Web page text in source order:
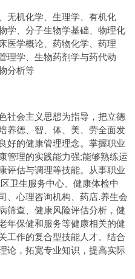
无机化学、生理学、有机化
学、分子生物学基础、物理化
医学概论、药物化学、药理
理学、生物药剂学与药代动
分析等
社会主义思想为指导，把立德
养德、智、体、美、劳全面发
好的健康管理理念。掌握职业
管理的实践能力强;能够熟练运
评估与调理等技能。从事职业
卫生服务中心、健康体检中
、心理咨询机构、药店.养生会
筛查、健康风险评估分析，健
年保健和服务等健康相关的健
工作的复合型技能人才。结合
论，拓宽专业知识，提高实际